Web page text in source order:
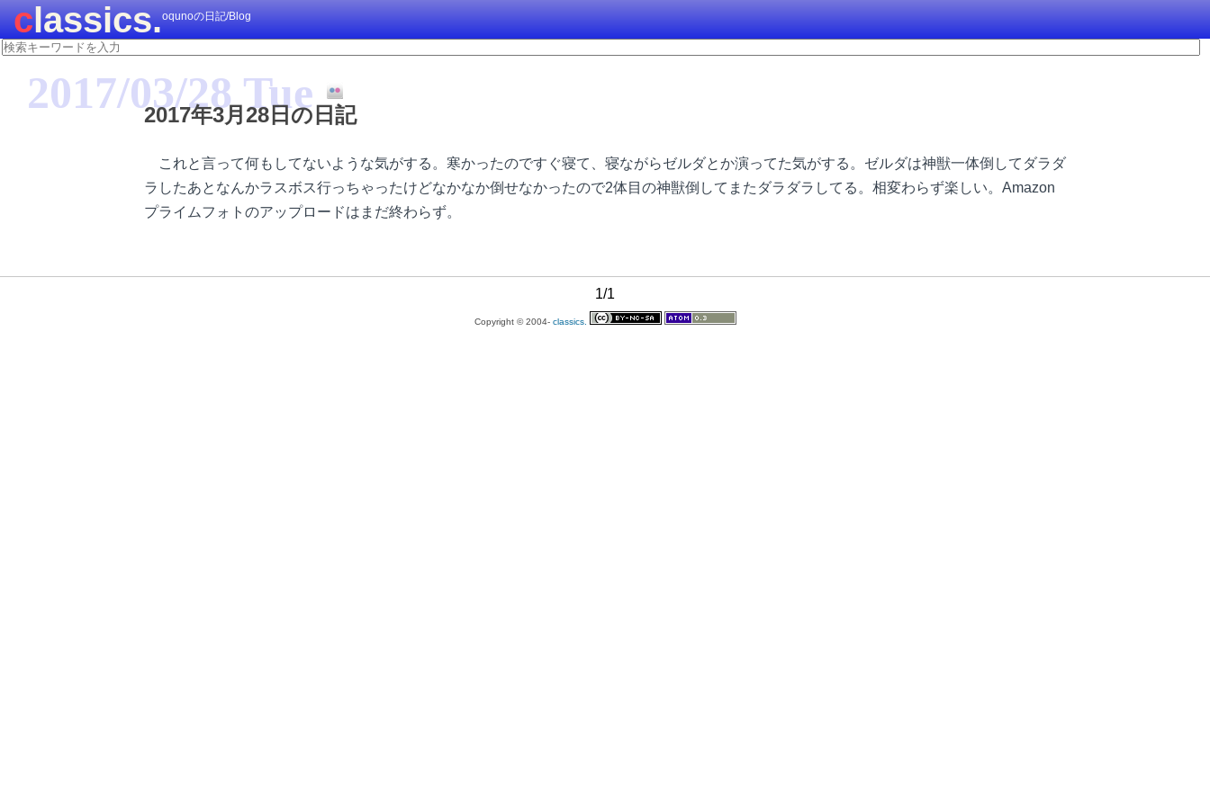
classics.oqunoの日記/Blog
2017/03/28 Tue
2017年3月28日の日記
これと言って何もしてないような気がする。寒かったのですぐ寝て、寝ながらゼルダとか演ってた気がする。ゼルダは神獣一体倒してダラダ
ラしたあとなんかラスボス行っちゃったけどなかなか倒せなかったので2体目の神獣倒してまたダラダラしてる。相変わらず楽しい。Amazon
プライムフォトのアップロードはまだ終わらず。
1/1
Copyright © 2004- classics.